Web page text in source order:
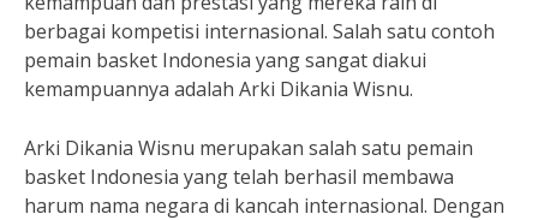
berbagai kompetisi internasional. Salah satu contoh
pemain basket Indonesia yang sangat diakui
kemampuannya adalah Arki Dikania Wisnu.
Arki Dikania Wisnu merupakan salah satu pemain
basket Indonesia yang telah berhasil membawa
harum nama negara di kancah internasional. Dengan